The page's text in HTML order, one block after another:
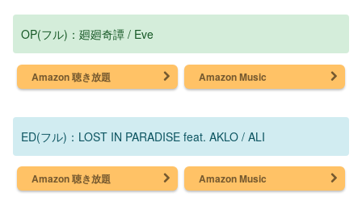
OP(フル)：廻廻奇譚 / Eve
Amazon 聴き放題 Amazon Music
ED(フル)：LOST IN PARADISE feat. AKLO / ALI
Amazon 聴き放題 Amazon Music